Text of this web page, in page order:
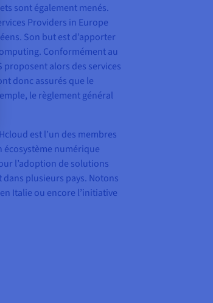
sont également menés.
Providers in Europe
Son but est d’apporter
Conformément au
proposent alors des services
donc assurés que le
le règlement général
est l’un des membres
écosystème numérique
l’adoption de solutions
plusieurs pays. Notons
Italie ou encore l’initiative